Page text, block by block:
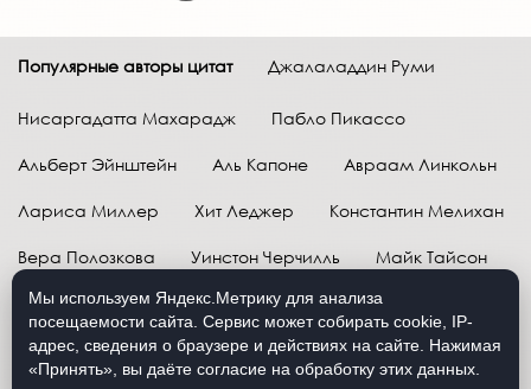
Популярные авторы цитат Джалаладдин Руми
Нисаргадатта Махарадж Пабло Пикассо
Альберт Эйнштейн Аль Капоне Авраам Линкольн
Лариса Миллер Хит Леджер Константин Мелихан
Вера Полозкова Уинстон Черчилль Майк Тайсон
Марк Твен Расул Гамзатов Грег Плитт
Далай-лама XIV Уоррен Баффетт
Мы используем Яндекс.Метрику для анализа
посещаемости сайта. Сервис может собирать cookie, IP-
адрес, сведения о браузере и действиях на сайте. Нажимая
«Принять», вы даёте согласие на обработку этих данных.